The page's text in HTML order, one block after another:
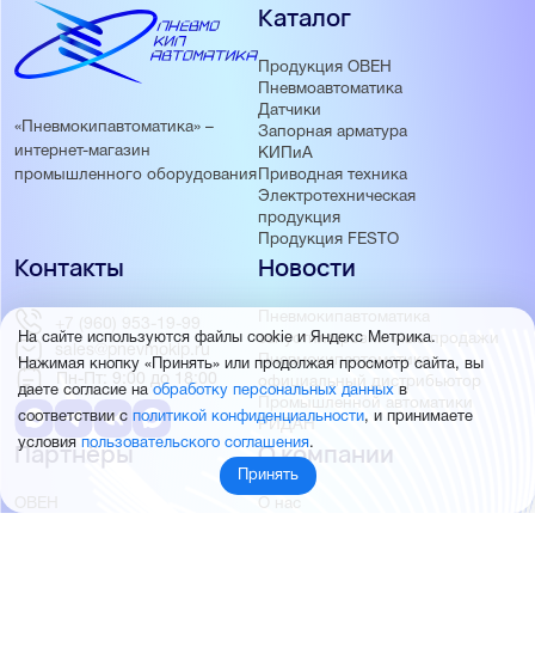
«Пневмокипавтоматика» –
интернет-магазин
промышленного оборудования
Каталог
Продукция ОВЕН
Пневмоавтоматика
Датчики
Запорная арматура
КИПиА
Приводная техника
Электротехническая
продукция
Продукция FESTO
Новости
Пневмокипавтоматика
запустила розничные продажи
Пневмокипавтоматика –
официальный дистрибьютор
Промышленной автоматики
РИДАН
Партнёры
ОВЕН
О компании
О нас
Контакты
+7 (960) 953-19-99
sales@pnevmokip.ru
Пн-Пт: 9:00 до 18:00
На сайте используются файлы cookie и Яндекс Метрика.
Нажимая кнопку «Принять» или продолжая просмотр сайта, вы
даете согласие наобработку персональных данных в
соответствии с политикой конфиденциальности, и принимаете
условия пользовательского соглашения.
Принять